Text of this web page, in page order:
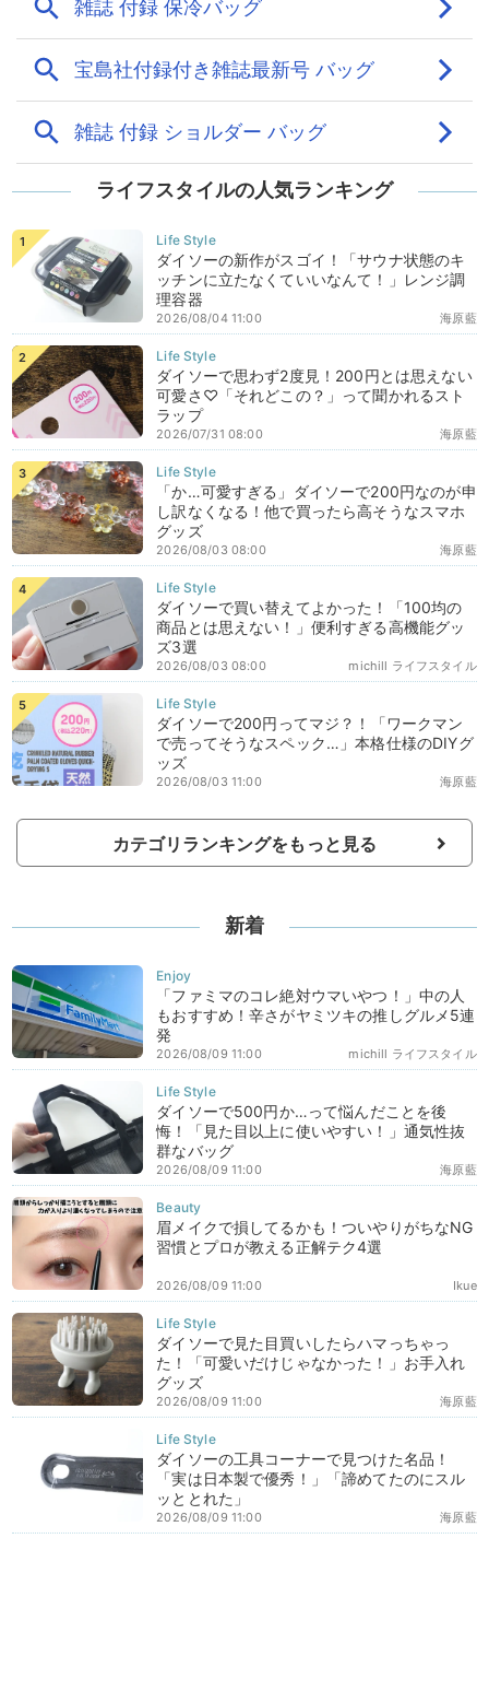
ライフスタイルの人気ランキング
ダイソーの新作がスゴイ！「サウナ状態のキ
ッチンに立たなくていいなんて！」レンジ調
理容器
海原藍
2026/08/04 11:00
ダイソーで思わず2度見！200円とは思えない
可愛さ♡「それどこの？」って聞かれるスト
ラップ
海原藍
2026/07/31 08:00
「か…可愛すぎる」ダイソーで200円なのが申
し訳なくなる！他で買ったら高そうなスマホ
グッズ
海原藍
2026/08/03 08:00
ダイソーで買い替えてよかった！「100均の
商品とは思えない！」便利すぎる高機能グッ
ズ3選
michill ライフスタイル
2026/08/03 08:00
ダイソーで200円ってマジ？！「ワークマン
で売ってそうなスペック…」本格仕様のDIYグ
ッズ
海原藍
2026/08/03 11:00
カテゴリランキングをもっと見る
新着
「ファミマのコレ絶対ウマいやつ！」中の人
もおすすめ！辛さがヤミツキの推しグルメ5連
発
michill ライフスタイル
2026/08/09 11:00
ダイソーで500円か…って悩んだことを後
悔！「見た目以上に使いやすい！」通気性抜
群なバッグ
海原藍
2026/08/09 11:00
眉メイクで損してるかも！ついやりがちなNG
習慣とプロが教える正解テク4選
Ikue
2026/08/09 11:00
ダイソーで見た目買いしたらハマっちゃっ
た！「可愛いだけじゃなかった！」お手入れ
グッズ
海原藍
2026/08/09 11:00
ダイソーの工具コーナーで見つけた名品！
「実は日本製で優秀！」「諦めてたのにスル
ッととれた」
海原藍
2026/08/09 11:00